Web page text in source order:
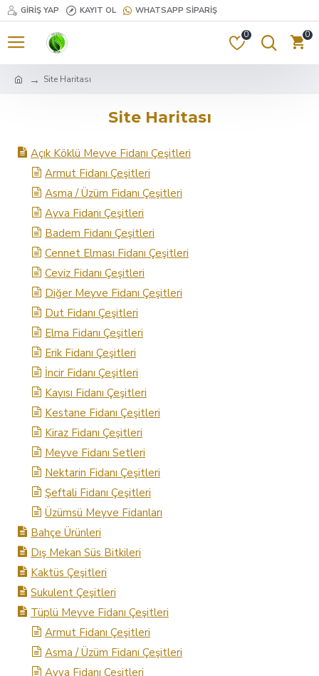
GIRIŞ YAP KAYIT OL WHATSAPP SIPARIŞ
0 0
Site Haritası
Site Haritası
Açık Köklü Meyve Fidanı Çeşitleri
Armut Fidanı Çeşitleri
Asma / Üzüm Fidanı Çeşitleri
Ayva Fidanı Çeşitleri
Badem Fidanı Çeşitleri
Cennet Elması Fidanı Çeşitleri
Ceviz Fidanı Çeşitleri
Diğer Meyve Fidanı Çeşitleri
Dut Fidanı Çeşitleri
Elma Fidanı Çeşitleri
Erik Fidanı Çeşitleri
İncir Fidanı Çeşitleri
Kayısı Fidanı Çeşitleri
Kestane Fidanı Çeşitleri
Kiraz Fidanı Çeşitleri
Meyve Fidanı Setleri
Nektarin Fidanı Çeşitleri
Şeftali Fidanı Çeşitleri
Üzümsü Meyve Fidanları
Bahçe Ürünleri
Dış Mekan Süs Bitkileri
Kaktüs Çeşitleri
Sukulent Çeşitleri
Tüplü Meyve Fidanı Çeşitleri
Armut Fidanı Çeşitleri
Asma / Üzüm Fidanı Çeşitleri
Ayva Fidanı Çeşitleri